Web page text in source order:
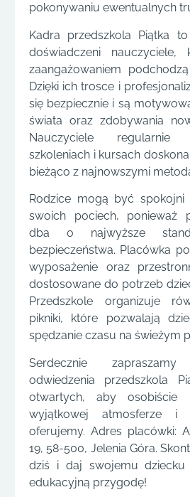
pokonywaniu ewentualnych
Kadra przedszkola Piątka
doświadczeni
zaangażowaniem
Dzięki ich trosce i
się bezpiecznie i są
świata oraz zdobywania
Nauczyciele
szkoleniach i kursach
bieżąco z najnowszymi
Rodzice mogą być spokojni
swoich pociech, ponieważ
dba o najwyższe
bezpieczeństwa. Placówka
wyposażenie oraz
dostosowane do potrzeb
Przedszkole organizuje
pikniki, które pozwalają
spędzanie czasu na świeżym
Serdecznie
odwiedzenia przedszkola
otwartych, aby osobiście
wyjątkowej atmosferze i
oferujemy. Adres placówki:
19, 58-500, Jelenia Góra.
dziś i daj swojemu
edukacyjną przygodę!